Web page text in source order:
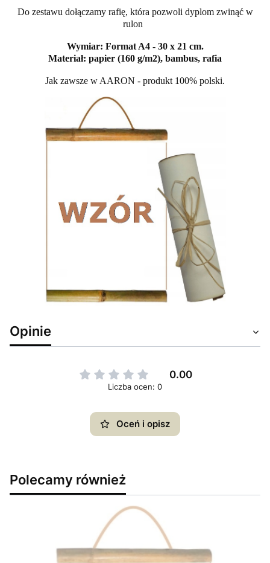
Do zestawu dołączamy rafię, która pozwoli dyplom zwinąć w
rulon
Wymiar: Format A4 - 30 x 21 cm.
Materiał: papier (160 g/m2), bambus, rafia
Jak zawsze w AARON - produkt 100% polski.
Opinie
0.00
Liczba ocen: 0
Oceń i opisz
Polecamy również